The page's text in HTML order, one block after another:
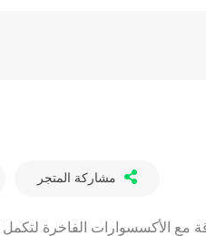
مشاركة المتجر
مع الأكسسوارات الفاخرة